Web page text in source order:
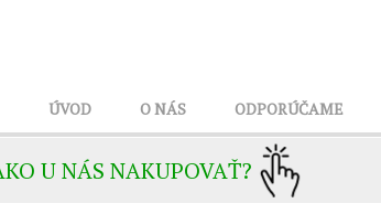
ÚVOD O NÁS ODPORÚČAME
U NÁS NAKUPOVAŤ?